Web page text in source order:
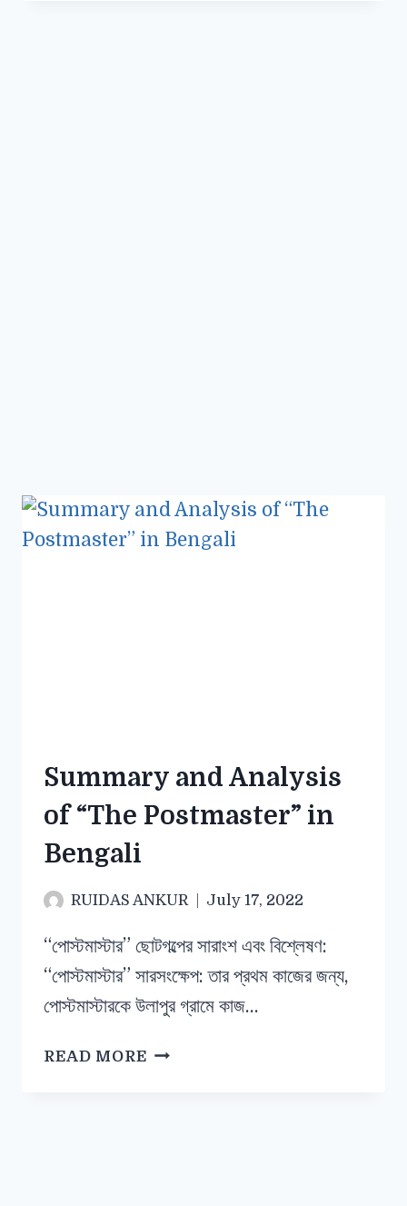
Summary and Analysis
of “The Postmaster” in
Bengali
RUIDAS ANKUR July 17, 2022
“পোস্টমাস্টার” ছোটগল্পের সারাংশ এবং বিশ্লেষণ:
“পোস্টমাস্টার” সারসংক্ষেপ: তার প্রথম কাজের জন্য,
পোস্টমাস্টারকে উলাপুর গ্রামে কাজ…
READ MORE